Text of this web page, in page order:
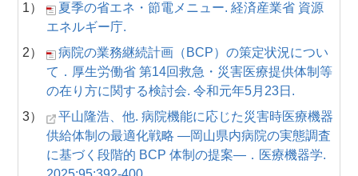
1）
夏季の省エネ・節電メニュー. 経済産業省 資源
エネルギー庁.
2）
病院の業務継続計画（BCP）の策定状況につい
て．厚生労働省 第14回救急・災害医療提供体制等
の在り方に関する検討会. 令和元年5月23日.
3）
平山隆浩、他. 病院機能に応じた災害時医療機器
供給体制の最適化戦略 ―岡山県内病院の実態調査
に基づく段階的 BCP 体制の提案―．医療機器学.